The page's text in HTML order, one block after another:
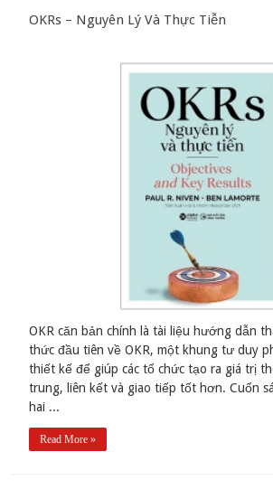
OKRs – Nguyên Lý Và Thực Tiễn
OKR căn bản chính là tài liệu hướng dẫn
thức đầu tiên về OKR, một khung tư duy
thiết kế để giúp các tổ chức tạo ra giá trị
trung, liên kết và giao tiếp tốt hơn. Cuốn
hai ...
Read More »